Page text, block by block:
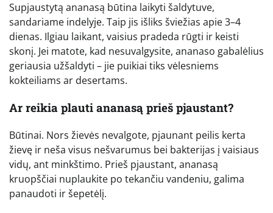
Supjaustytą ananasą būtina laikyti šaldytuve,
sandariame indelyje. Taip jis išliks šviežias apie 3–4
dienas. Ilgiau laikant, vaisius pradeda rūgti ir keisti
skonį. Jei matote, kad nesuvalgysite, ananaso gabalėlius
geriausia užšaldyti – jie puikiai tiks vėlesniems
kokteiliams ar desertams.
Ar reikia plauti ananasą prieš pjaustant?
Būtinai. Nors žievės nevalgote, pjaunant peilis kerta
žievę ir neša visus nešvarumus bei bakterijas į vaisiaus
vidų, ant minkštimo. Prieš pjaustant, ananasą
kruopščiai nuplaukite po tekančiu vandeniu, galima
panaudoti ir šepetėlį.